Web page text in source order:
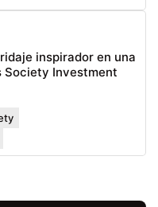
inspirador en una
Society Investment